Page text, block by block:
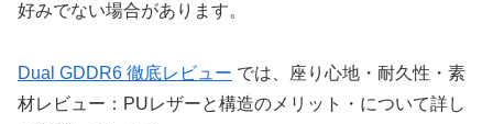
好みでない場合があります。
Dual GDDR6 徹底レビュー では、座り心地・耐久性・素
材レビュー：PUレザーと構造のメリット・について詳し